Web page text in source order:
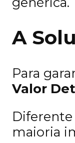
A
Para
Valor
maioria